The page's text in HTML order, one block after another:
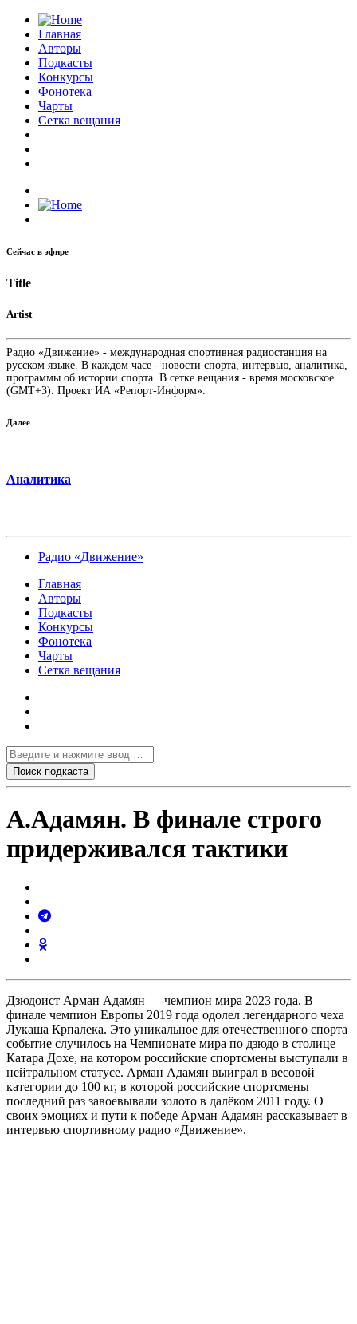
Главная
Авторы
Подкасты
Конкурсы
Фонотека
Чарты
Сетка вещания
Сейчас в эфире
Title
Artist
Радио «Движение» - международная спортивная радиостанция на
русском языке. В каждом часе - новости спорта, интервью, аналитика,
программы об истории спорта. В сетке вещания - время московское
(GMT+3). Проект ИА «Репорт-Информ».
Далее
Аналитика
Радио «Движение»
Главная
Авторы
Подкасты
Конкурсы
Фонотека
Чарты
Сетка вещания
А.Адамян. В финале строго
придерживался тактики
Дзюдоист Арман Адамян — чемпион мира 2023 года. В
финале чемпион Европы 2019 года одолел легендарного чеха
Лукаша Крпалека. Это уникальное для отечественного спорта
событие случилось на Чемпионате мира по дзюдо в столице
Катара Дохе, на котором российские спортсмены выступали в
нейтральном статусе. Арман Адамян выиграл в весовой
категории до 100 кг, в которой российские спортсмены
последний раз завоевывали золото в далёком 2011 году. О
своих эмоциях и пути к победе Арман Адамян рассказывает в
интервью спортивному радио «Движение».